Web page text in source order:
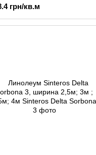
грн/кв.м